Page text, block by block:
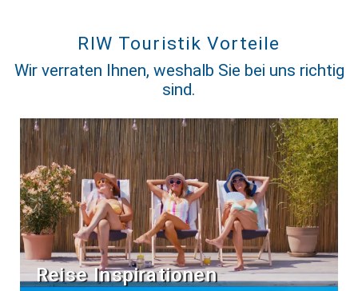
RIW Touristik Vorteile
Wir verraten Ihnen, weshalb Sie bei uns richtig
sind.
Reise Inspirationen